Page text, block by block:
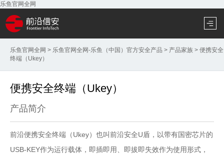
乐鱼官网全网
乐鱼官网全网 > 乐鱼官网全网-乐鱼（中国）官方安全产品 > 产品家族 > 便携安全
终端（Ukey）
便携安全终端（Ukey）
产品简介
前沿便携安全终端（Ukey）也叫前沿安全U盾，以带有国密芯片的
USB-KEY作为运行载体，即插即用、即拔即失效作为使用形式，